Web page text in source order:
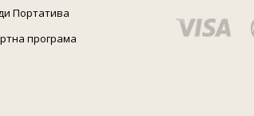
Портатива
програма